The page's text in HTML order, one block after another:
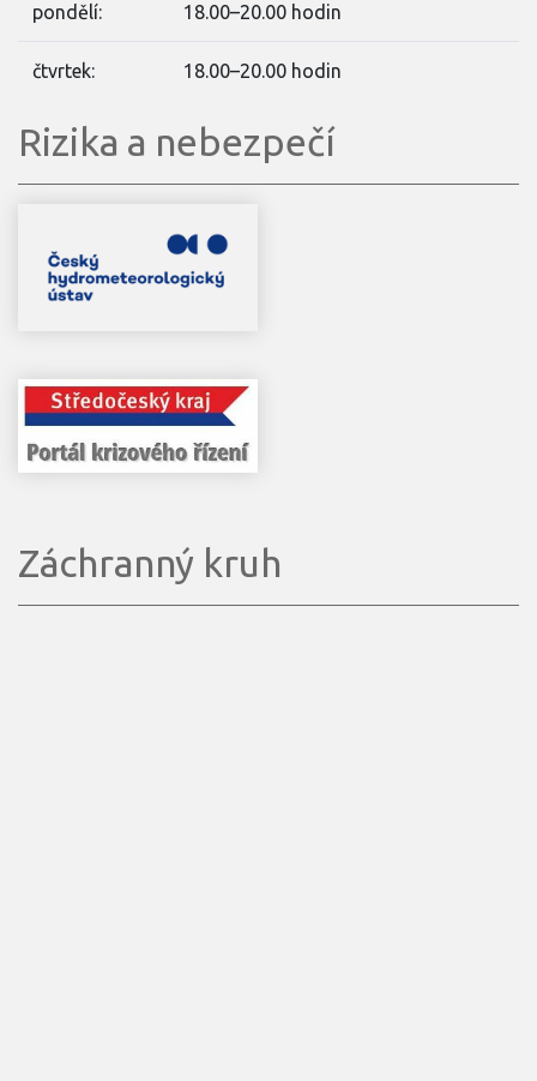
pondělí: 18.00–20.00 hodin
čtvrtek: 18.00–20.00 hodin
Rizika a nebezpečí
Záchranný kruh